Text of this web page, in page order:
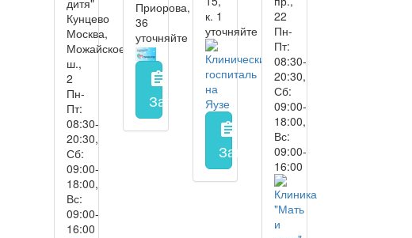
дитя"
Кунцево
Москва,
Можайское
ш.,
2
Пн-
Пт:
08:30-
20:30,
Сб:
09:00-
18:00,
Вс:
09:00-
16:00
Приорова,
36
уточняйте
assignment
Запись на прием заполнить форму
к. 1
уточняйте
assignment
Запись на прием
22
Пн-
Пт:
08:30-
20:30,
Сб:
09:00-
18:00,
Вс:
09:00-
16:00